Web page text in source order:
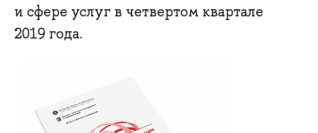
и сфере услуг в четвертом квартале
2019 года.